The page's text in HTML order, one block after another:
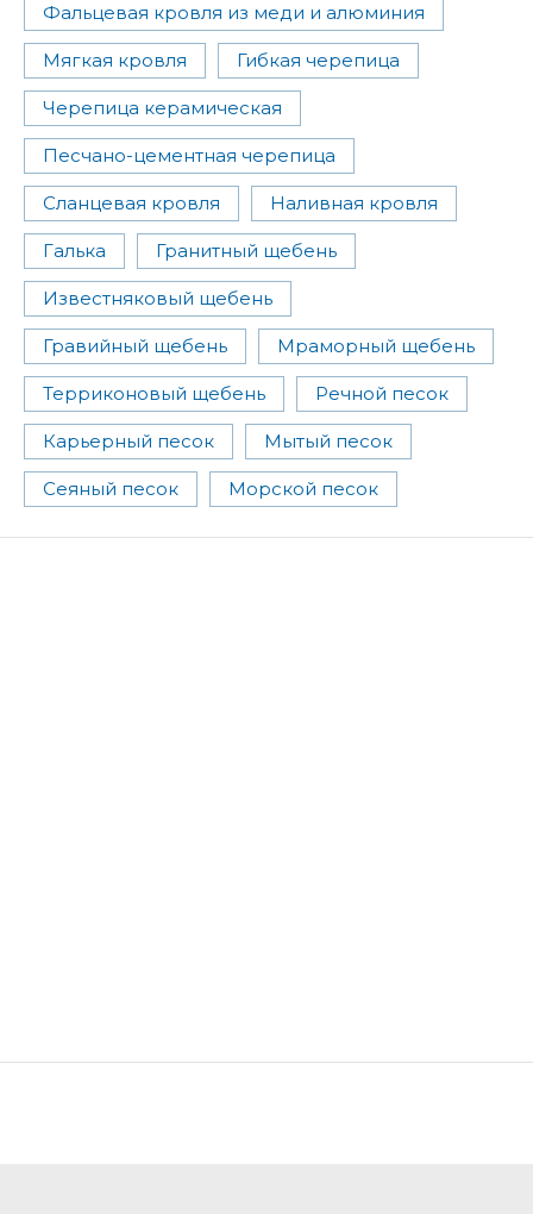
Фальцевая кровля из меди и алюминия
Мягкая кровля Гибкая черепица
Черепица керамическая
Песчано-цементная черепица
Сланцевая кровля Наливная кровля
Галька Гранитный щебень
Известняковый щебень
Гравийный щебень Мраморный щебень
Терриконовый щебень Речной песок
Карьерный песок Мытый песок
Сеяный песок Морской песок